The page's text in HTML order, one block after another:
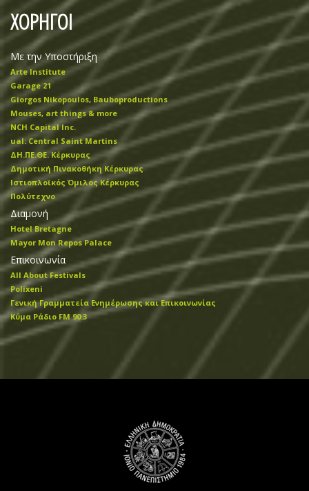
ΧΟΡΗΓΟΙ
Με την Υποστήριξη
Arte Institute
Garage 21
Giorgos Nikopoulos, Bauboproductions
Mouses, art things & more
NCH Capital Inc.
ual: Central Saint Martins
ΔΗ.ΠΕ.ΘΕ. Κέρκυρας
Δημοτική Πινακοθήκη Κέρκυρας
Ιστιοπλοϊκός Όμιλος Κέρκυρας
Πολύτεχνο
Διαμονή
Hotel Bretagne
Mayor Mon Repos Palace
Επικοινωνία
All About Festivals
Polixeni
Γενική Γραμματεία Ενημέρωσης και Επικοινωνίας
Κύμα Ράδιο FM 90.3